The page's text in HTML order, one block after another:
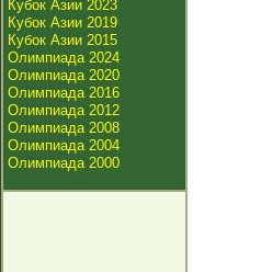
Кубок Азии 2023
Кубок Азии 2019
Кубок Азии 2015
Олимпиада 2024
Олимпиада 2020
Олимпиада 2016
Олимпиада 2012
Олимпиада 2008
Олимпиада 2004
Олимпиада 2000